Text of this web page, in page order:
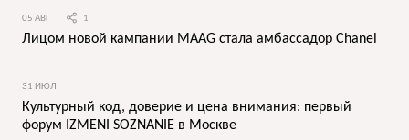
05 АВГ 1
Лицом новой кампании MAAG стала амбассадор Chanel
31 ИЮЛ
Культурный код, доверие и цена внимания: первый
форум IZMENI SOZNANIE в Москве